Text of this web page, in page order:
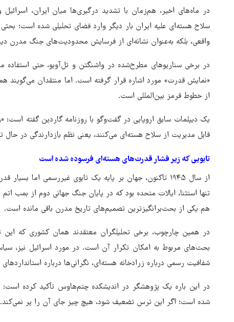
در ماه‌های اخیر، هم‌زمان با تشدید درگیری‌ها میان ایران، اسرائیل
سلاح هسته‌ای علیه ایران بار دیگر وارد فضای تحلیلی شده است؛
واقعی، بلکه به‌عنوان نشانه‌ای از فرسایش محدودیت‌های جنگ مدرن
در برخی سناریوهای مطرح‌شده در واشنگتن و تل‌آویو، حتی استفاده
«نمایش قدرت» مورد اشاره قرار گرفته است. اما منتقدان می‌گویند
از خطوط قرمز بین‌المللی است.
یک دیپلمات سابق اروپایی در گفت‌وگو با روزنامه گاردین گفته
قابل مدیریت از سلاح هسته‌ای می‌کنند، یعنی نظم بازدارندگی در
تابویی که زیر فشار قدرت‌های هسته‌ای فرسوده شده است
از سال ۱۹۴۵ تاکنون، جهان بر پایه یک تابوی غیررسمی اما
تنها استثنا، ایالات متحده بود که در پایان جنگ جهانی دوم از بمب
هم یکی از بحث‌برانگیزترین تصمیم‌های تاریخ مدرن باقی مانده است.
در همین چارچوب، برخی تحلیلگران معتقدند همان کشوری که این
شفافیت رسمی درباره زرادخانه هسته‌ای، نگرانی‌ها درباره
در این باره یک پژوهشگر در اندیشکده چتم‌هاوس تأکید کرده است:
شده است؛ اگر این ترس تضعیف شود، هیچ چیز جای آن را پر